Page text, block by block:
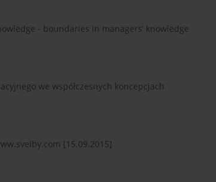
- boundaries in managers’ knowledge
we współczesnych koncepcjach
[15.09.2015]